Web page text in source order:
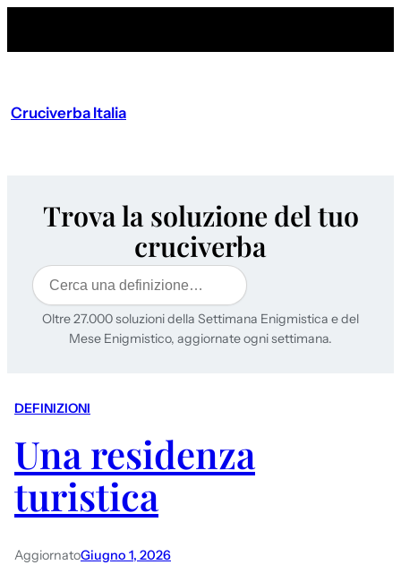
Cruciverba Italia
Trova la soluzione del tuo
cruciverba
Cerca
Oltre 27.000 soluzioni della Settimana Enigmistica e del
Mese Enigmistico, aggiornate ogni settimana.
DEFINIZIONI
Una residenza
turistica
AggiornatoGiugno 1, 2026